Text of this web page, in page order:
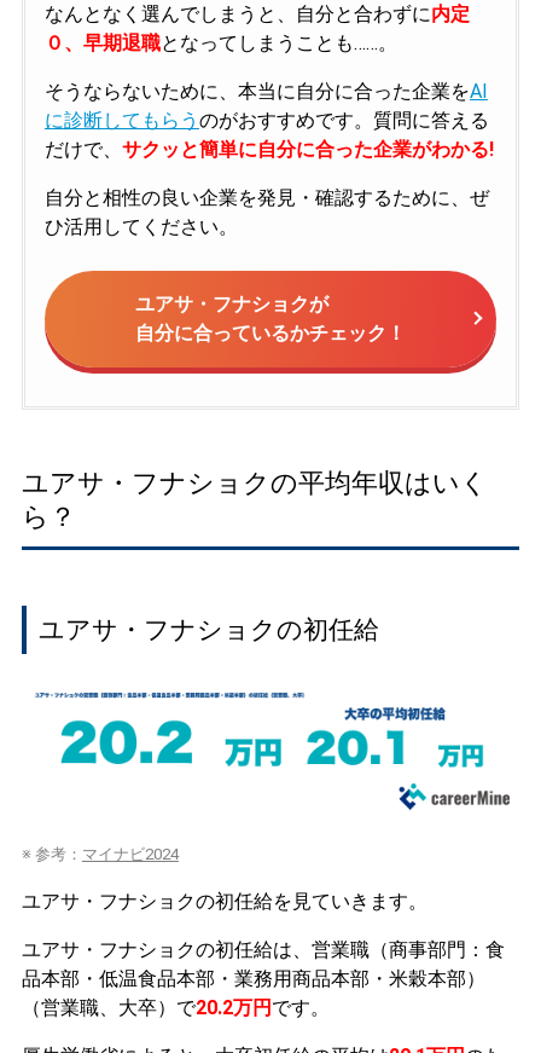
なんとなく選んでしまうと、自分と合わずに内定
０、早期退職となってしまうことも……。
そうならないために、本当に自分に合った企業をAI
に診断してもらう のがおすすめです。質問に答える
だけで、 サクッと簡単に自分に合った企業がわかる!
自分と相性の良い企業を発見・確認するために、ぜ
ひ活用してください。
ユアサ・フナショクが
自分に合っているかチェック！
ユアサ・フナショクの平均年収はいく
ら？
ユアサ・フナショクの初任給
※ 参考： マイナビ2024
ユアサ・フナショクの初任給を見ていきます。
ユアサ・フナショクの初任給は、営業職（商事部門：食
品本部・低温食品本部・業務用商品本部・米穀本部）
（営業職、大卒）で20.2万円 です。